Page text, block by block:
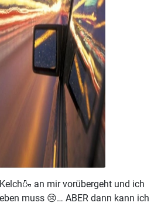
an mir vorübergeht und ich
muss 😢… ABER dann kann ich